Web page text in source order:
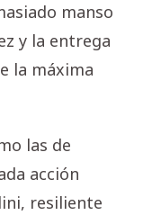
manso
y la entrega
la máxima
las de
acción
resiliente